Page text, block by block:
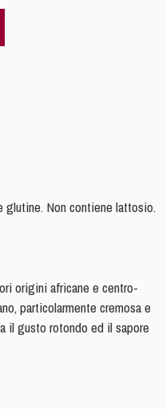
glutine. Non contiene lattosio.
origini africane e centro-
particolarmente cremosa e
il gusto rotondo ed il sapore